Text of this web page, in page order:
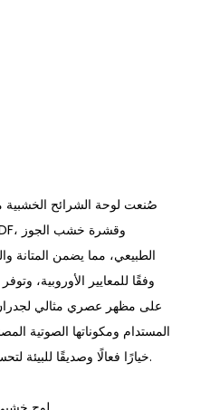
صُنعت لوحة الشرائح الخشبية
الطبيعي، مما يضمن المتانة
وفقًا للمعايير الأوروبية،
على مظهر عصري مثالي
المستدام ومكوناتها الصوتية
خيارًا فعالًا وصديقًا للبيئة لتحسين جودة الصوت والديكور الداخلي.